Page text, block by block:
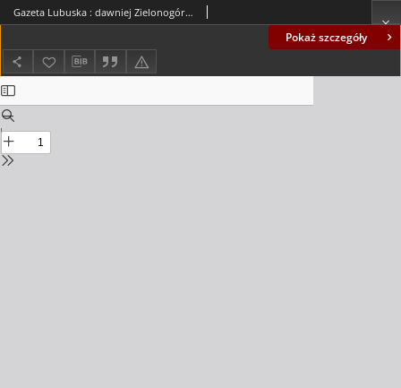
Pokaż szczegóły
Gazeta Lubuska : dawniej Zielonogórska-Gorzowska R. XLII [właśc. XLIII], nr 284 (6 grudnia 1994). - Wyd. 1